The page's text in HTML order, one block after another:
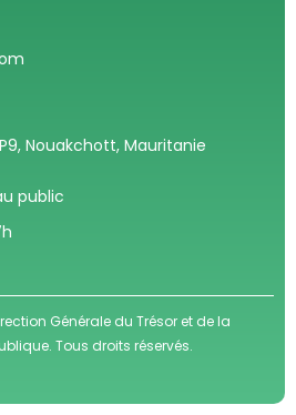
Nouakchott, Mauritanie
public
Générale du Trésor et de la
Tous droits réservés.